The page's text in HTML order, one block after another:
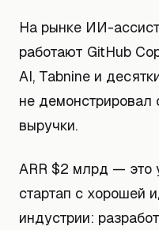
На рынке ИИ-
работают GitHub
AI, Tabnine и
не демонстрировал
выручки.
ARR $2 млрд — это
стартап с хорошей
индустрии: